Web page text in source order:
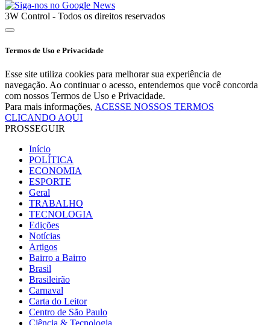
3W Control - Todos os direitos reservados
Termos de Uso e Privacidade
Esse site utiliza cookies para melhorar sua experiência de
navegação. Ao continuar o acesso, entendemos que você concorda
com nossos Termos de Uso e Privacidade.
Para mais informações, ACESSE NOSSOS TERMOS
CLICANDO AQUI
PROSSEGUIR
Início
POLÍTICA
ECONOMIA
ESPORTE
Geral
TRABALHO
TECNOLOGIA
Edições
Notícias
Artigos
Bairro a Bairro
Brasil
Brasileirão
Carnaval
Carta do Leitor
Centro de São Paulo
Ciência & Tecnologia